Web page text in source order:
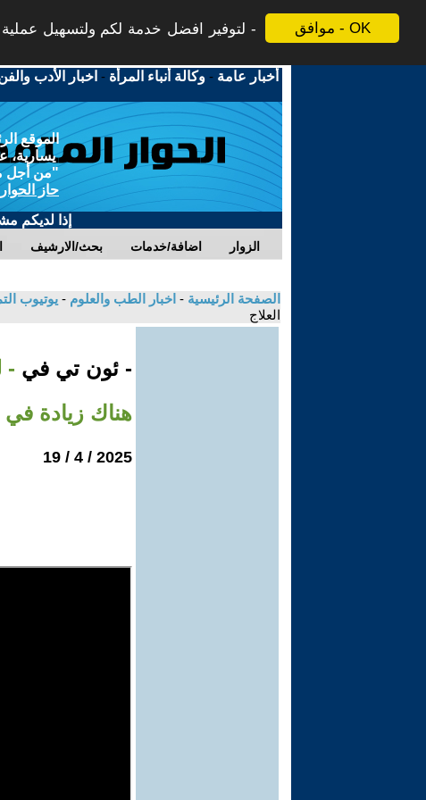
موافق - OK
لتوفير افضل خدمة لكم ولتسهيل
أخبار عامة -وكالة أنباء المرأة - اخبار الأدب
الموقع
يسارية،
"من أجل
حاز
إذا لديكم
بحث/الارشيف اضافة/خدمات الزوار
الصفحة الرئيسية - اخبار الطب والعلوم - يوتيوب
العلاج
- ئون تي في -
هناك زيادة
2025 / 4 / 19